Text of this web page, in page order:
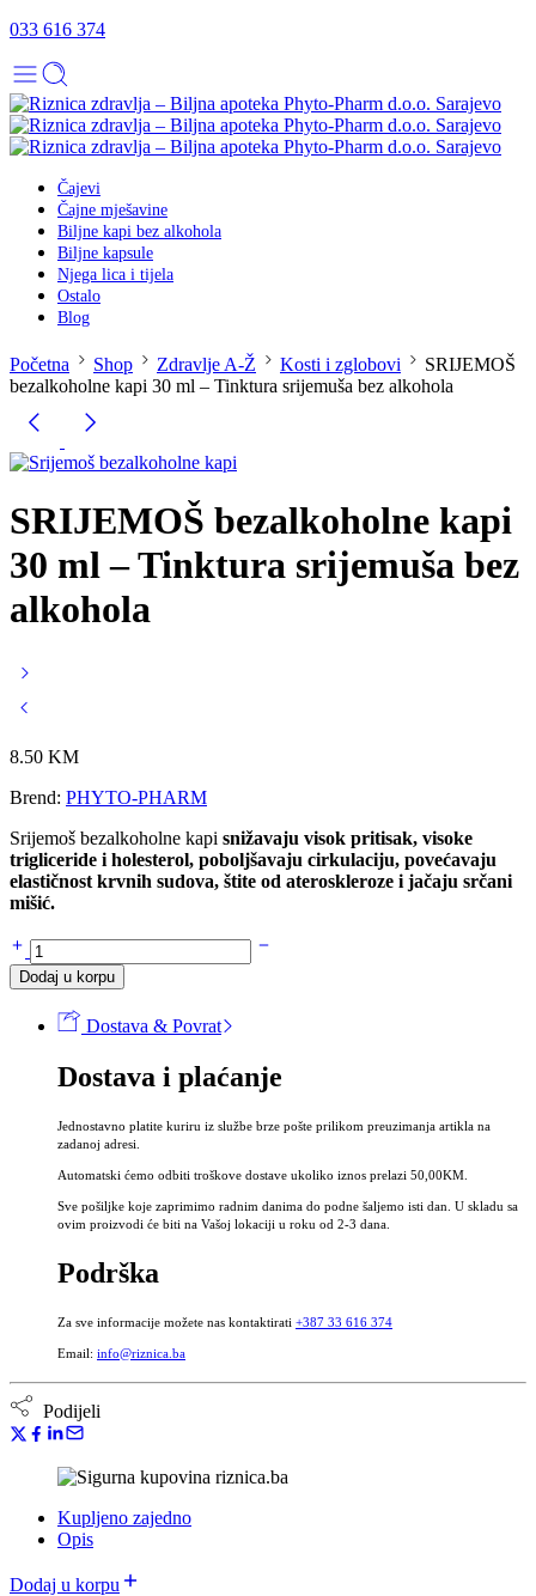
033 616 374
Čajevi
Čajne mješavine
Biljne kapi bez alkohola
Biljne kapsule
Njega lica i tijela
Ostalo
Blog
Početna Shop Zdravlje A-Ž Kosti i zglobovi
SRIJEMOŠ
bezalkoholne kapi 30 ml – Tinktura srijemuša bez alkohola
SRIJEMOŠ bezalkoholne kapi
30 ml – Tinktura srijemuša bez
alkohola
8.50 KM
Brend: PHYTO-PHARM
Srijemoš bezalkoholne kapi snižavaju visok pritisak, visoke
trigliceride i holesterol, poboljšavaju cirkulaciju, povećavaju
elastičnost krvnih sudova, štite od ateroskleroze i jačaju srčani
mišić.
SRIJEMOŠ
bezalkoholne
kapi
Tinktura
srijemuša
alkohola
Dodaj u korpu
Dostava & Povrat
Dostava i plaćanje
Jednostavno platite kuriru iz službe brze pošte prilikom preuzimanja artikla na
zadanoj adresi.
Automatski ćemo odbiti troškove dostave ukoliko iznos prelazi 50,00KM.
Sve pošiljke koje zaprimimo radnim danima do podne šaljemo isti dan. U skladu sa
ovim proizvodi će biti na Vašoj lokaciji u roku od 2-3 dana.
Podrška
Za sve informacije možete nas kontaktirati +387 33 616 374
Email: info@riznica.ba
Podijeli
Kupljeno zajedno
Opis
Dodaj u korpu